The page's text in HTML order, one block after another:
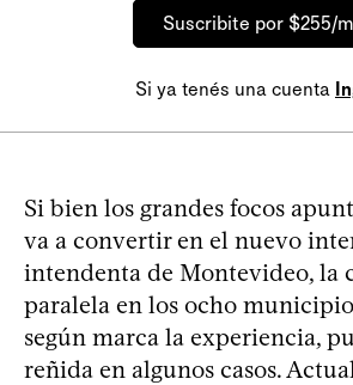
Suscribite por $255/
Si ya tenés una cuenta
Si bien los grandes focos
va a convertir en el nuevo
intendenta de Montevideo, la
paralela en los ocho
según marca la experiencia,
reñida en algunos casos.